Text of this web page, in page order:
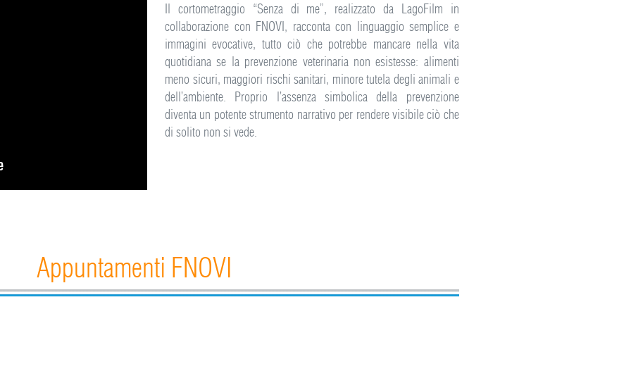
Il cortometraggio “Senza di me”, realizzato da LagoFilm in
collaborazione con FNOVI, racconta con linguaggio semplice e
immagini evocative, tutto ciò che potrebbe mancare nella vita
quotidiana se la prevenzione veterinaria non esistesse: alimenti
meno sicuri, maggiori rischi sanitari, minore tutela degli animali e
dell’ambiente. Proprio l’assenza simbolica della prevenzione
diventa un potente strumento narrativo per rendere visibile ciò che
di solito non si vede.
Appuntamenti FNOVI